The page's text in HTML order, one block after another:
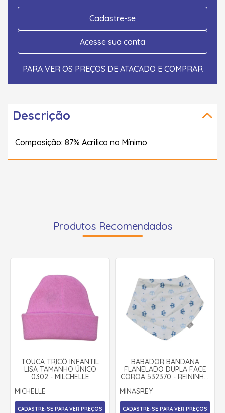
Cadastre-se
Acesse sua conta
PARA VER OS PREÇOS DE ATACADO E COMPRAR
Descrição
Composição: 87% Acrilico no Mínimo
Produtos Recomendados
TOUCA TRICÔ INFANTIL
LISA TAMANHO ÚNICO
0302 - MILCHELLE
MICHELLE
CADASTRE-SE PARA VER PREÇOS
BABADOR BANDANA
FLANELADO DUPLA FACE
COROA 532370 - REININHO
CLASSIC - MINAREY
MINASREY
CADASTRE-SE PARA VER PREÇOS